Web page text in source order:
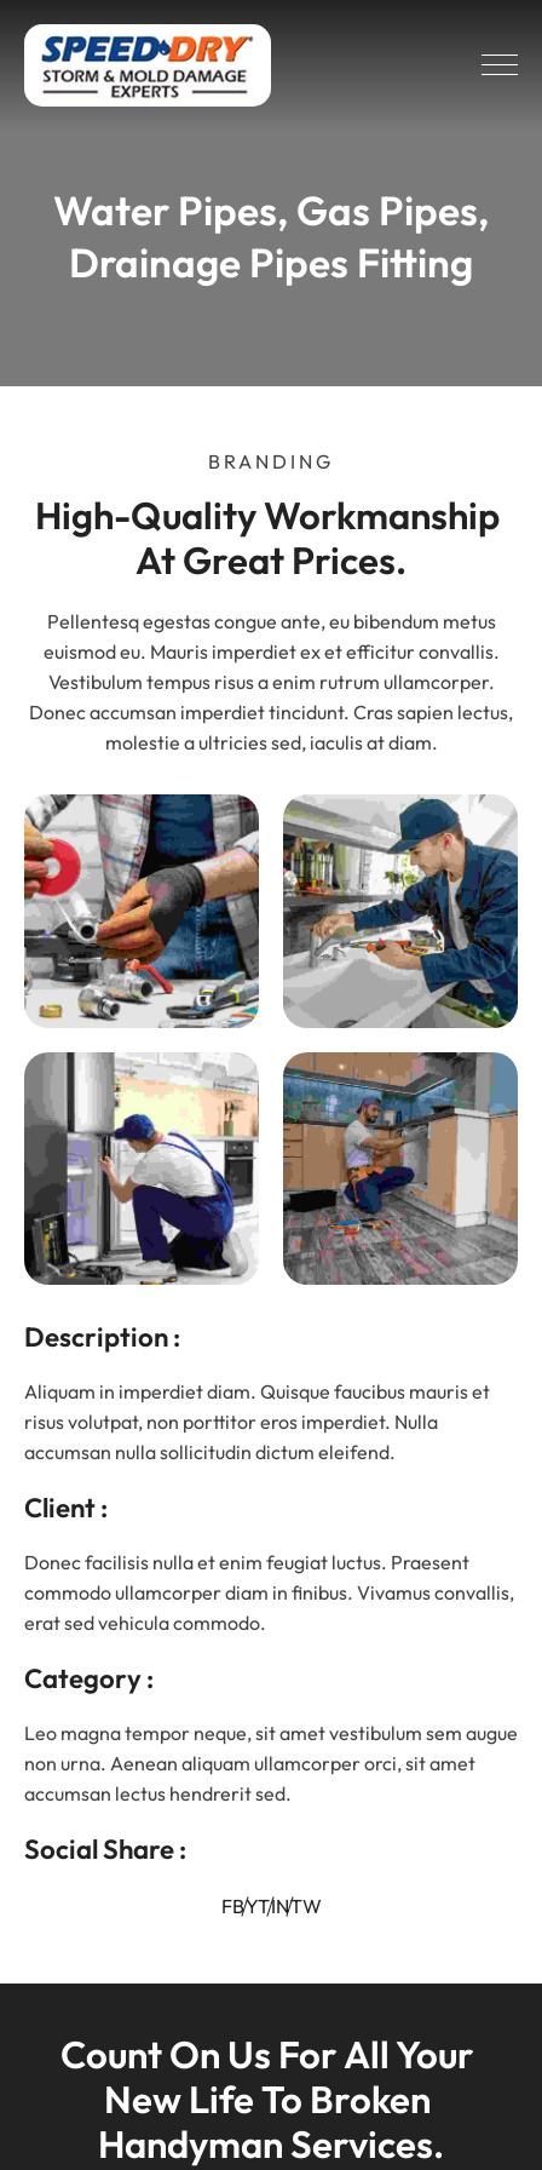
Water Pipes, Gas Pipes,
Drainage Pipes Fitting
BRANDING
High-Quality Workmanship
At Great Prices.
Pellentesq egestas congue ante, eu bibendum metus
euismod eu. Mauris imperdiet ex et efficitur convallis.
Vestibulum tempus risus a enim rutrum ullamcorper.
Donec accumsan imperdiet tincidunt. Cras sapien lectus,
molestie a ultricies sed, iaculis at diam.
Description :
Aliquam in imperdiet diam. Quisque faucibus mauris et
risus volutpat, non porttitor eros imperdiet. Nulla
accumsan nulla sollicitudin dictum eleifend.
Client :
Donec facilisis nulla et enim feugiat luctus. Praesent
commodo ullamcorper diam in finibus. Vivamus convallis,
erat sed vehicula commodo.
Category :
Leo magna tempor neque, sit amet vestibulum sem augue
non urna. Aenean aliquam ullamcorper orci, sit amet
accumsan lectus hendrerit sed.
Social Share :
FBYTINTW
Count On Us For All Your
New Life To Broken
Handyman Services.